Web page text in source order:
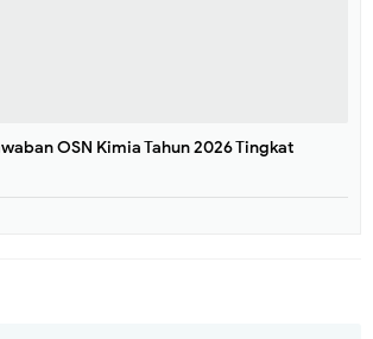
OSN Kimia Tahun 2026 Tingkat